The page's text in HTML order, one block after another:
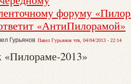
форуму
«АнтиПилорамой»
Павел Гурьянов чтв, 04/04/2013 - 22:14
«Пилораме-2013»